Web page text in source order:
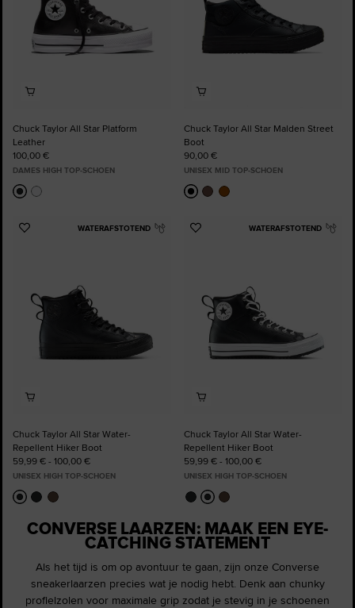
Chuck Taylor All Star Platform
Leather
100,00 €
DAMES HIGH TOP-SCHOEN
Chuck Taylor All Star Malden Street
Boot
90,00 €
UNISEX MID TOP-SCHOEN
WATERAFSTOTEND
Voeg
Chuck Taylor All Star Water-
Repellent Hiker Boot
59,99 € - 100,00 €
UNISEX HIGH TOP-SCHOEN
WATERAFSTOTEND
Voeg
Chuck Taylor All Star Water-
Repellent Hiker Boot
59,99 € - 100,00 €
UNISEX HIGH TOP-SCHOEN
CONVERSE LAARZEN: MAAK EEN EYE-
CATCHING STATEMENT
Als het tijd is om op avontuur te gaan, zijn onze Converse
sneakerlaarzen precies wat je nodig hebt. Denk aan chunky
profielzolen voor maximale grip zodat je stevig in je schoenen